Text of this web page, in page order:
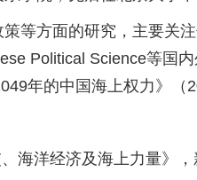
等方面的研究，主要关
Political Science等国
年的中国海上权力》（
海洋经济及海上力量》，